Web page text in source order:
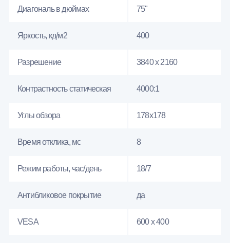
Диагональ в дюймах 75"
Яркость, кд/м2 400
Разрешение 3840 x 2160
Контрастность статическая 4000:1
Углы обзора 178x178
Время отклика, мс 8
Режим работы, час/день 18/7
Антибликовое покрытие да
VESA 600 x 400